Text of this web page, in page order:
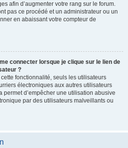
afin d’augmenter votre rang sur le forum.
pas ce procédé et un administrateur ou un
en abaissant votre compteur de
connecter lorsque je clique sur le lien de
?
fonctionnalité, seuls les utilisateurs
électroniques aux autres utilisateurs
d’empêcher une utilisation abusive
par des utilisateurs malveillants ou